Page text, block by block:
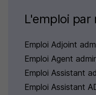
L'emploi par
Emploi Adjoint
Emploi Agent
Emploi Assistant
Emploi Assistant